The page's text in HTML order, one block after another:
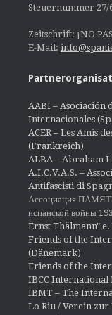
Steuernummer 27/
Zeitschrift: ¡NO
E-Mail:
AABI – Asociación
Internacionales
ACER – Les Amis
(Frankreich)
ALBA – Abraham
A.I.C.V.A.S. –
Antifascisti di
Ассоциация ПАМЯТИ
испанской войны
Ernst Thälmann"
Friends of the
(Dänemark)
Friends of the
IBCC International
IBMT – The
Lo Riu / Verein